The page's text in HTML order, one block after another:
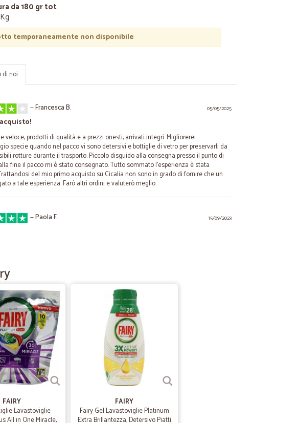
da 180 gr tot
temporaneamente non disponibile
di noi
05/05/2025
—Francesca B.
veloce, prodotti di qualità e a prezzi onesti, arrivati integri. Migliorerei
specie quando nel pacco vi sono detersivi e bottiglie di vetro per preservarli da
rotture durante il trasporto. Piccolo disguido alla consegna presso il punto di
fine il pacco mi è stato consegnato. Tutto sommato l'esperienza è stata
del mio primo acquisto su Cicalia non sono in grado di fornire che un
a tale esperienza. Farò altri ordini e valuterò meglio.
15/09/2023
—Paola F.
per acquistare quello che mi piace. Invece con Cicalia risparmio e mi viene
Ottimo poi l'imballaggio. Molto soddisfatta.
—Marinellaste A.
sono trovata molto bene
sono trovata molto bene
—Gianfranco G.
consegna eccellenti
eccellenti, prodotti ottimi!
FAIRY
Lavastoviglie
All in One Miracle,
FAIRY
Fairy Gel Lavastoviglie Platinum
Extra Brillantezza, Detersivo Piatti